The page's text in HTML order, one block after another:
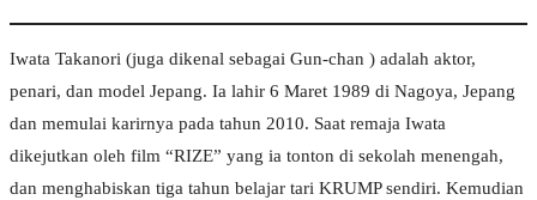
Iwata Takanori (juga dikenal sebagai Gun-chan ) adalah aktor,
penari, dan model Jepang. Ia lahir 6 Maret 1989 di Nagoya, Jepang
dan memulai karirnya pada tahun 2010. Saat remaja Iwata
dikejutkan oleh film “RIZE” yang ia tonton di sekolah menengah,
dan menghabiskan tiga tahun belajar tari KRUMP sendiri. Kemudian